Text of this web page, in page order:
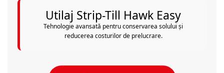
Utilaj Strip-Till Hawk Easy
Tehnologie avansată pentru conservarea solului și
reducerea costurilor de prelucrare.